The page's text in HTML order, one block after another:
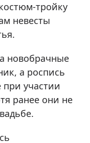
тройку
невесты
новобрачные
а роспись
участии
ранее они не